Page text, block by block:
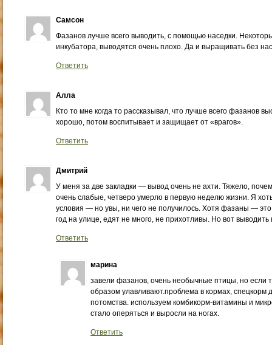
Самсон
Фазанов лучше всего выводить, с помощью наседки.
инкубатора, выводятся очень плохо. Да и выращивать без
Ответить
Алла
Кто то мне когда то рассказывал, что лучше всего фазанов
хорошо, потом воспитывает и защищает от «врагов».
Ответить
Дмитрий
У меня за две закладки — вывод очень не ахти. Тяжело,
очень слабые, четверо умерло в первую неделю жизни. Я
условия — но увы, ни чего не получилось. Хотя фазаны —
год на улице, едят не много, не прихотливы. Но вот
Ответить
марина
завели фазанов, очень необычные птицы, но если
образом улавливают.проблема в кормах, спецкорм
потомства. используем комбикорм-витамины и
стало оперяться и выросли на ногах.
Ответить